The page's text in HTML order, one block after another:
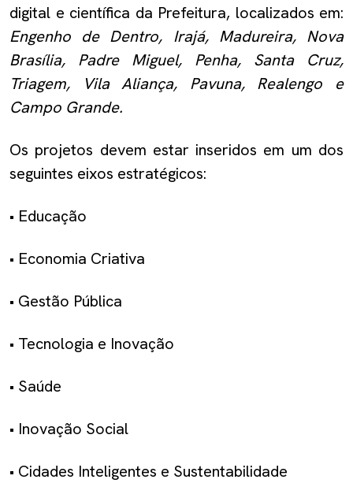
digital e científica da Prefeitura, localizados em:
Engenho de Dentro, Irajá, Madureira, Nova
Brasília, Padre Miguel, Penha, Santa Cruz,
Triagem, Vila Aliança, Pavuna, Realengo e
Campo Grande.
Os projetos devem estar inseridos em um dos
seguintes eixos estratégicos:
• Educação
• Economia Criativa
• Gestão Pública
• Tecnologia e Inovação
• Saúde
• Inovação Social
• Cidades Inteligentes e Sustentabilidade